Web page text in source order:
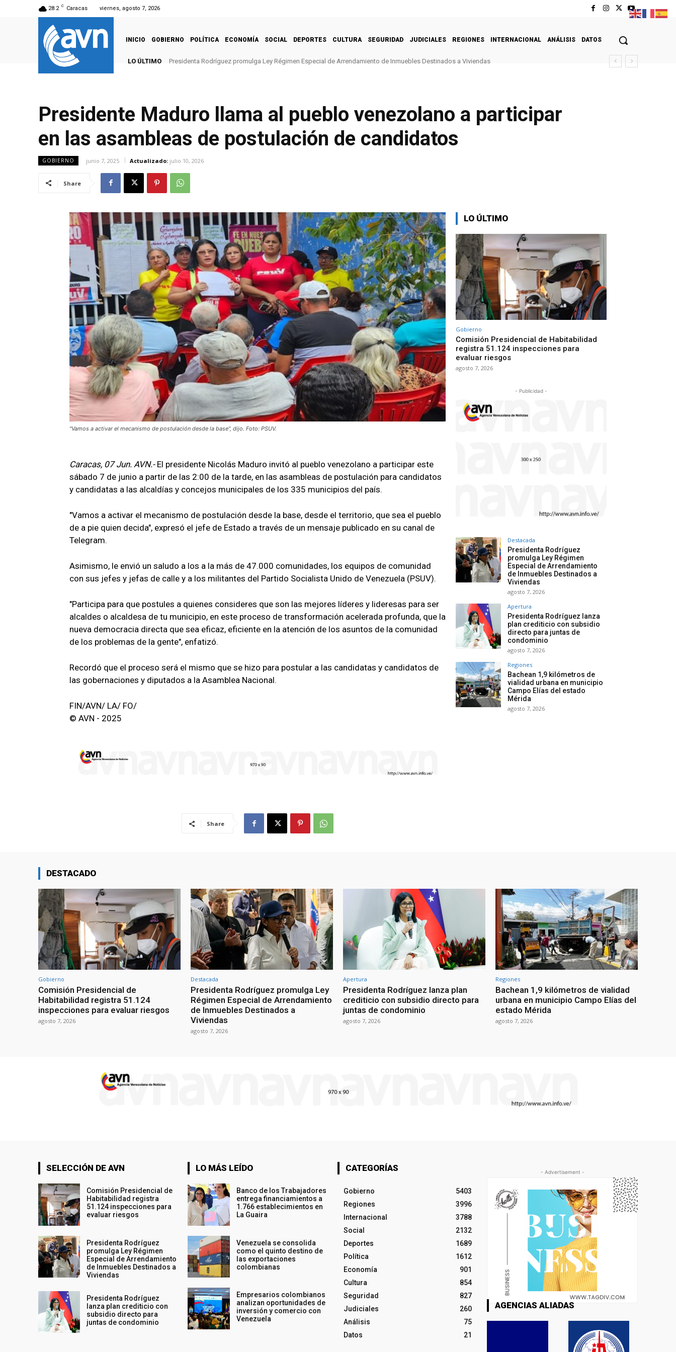
28.2 C Caracas viernes, agosto 7, 2026
INICIO GOBIERNO POLÍTICA ECONOMÍA SOCIAL DEPORTES CULTURA SEGURIDAD JUDICIALES REGIONES INTERNACIONAL ANÁLISIS DATOS
LO ÚLTIMO Presidenta Rodríguez promulga Ley Régimen Especial de Arrendamiento de Inmuebles Destinados a Viviendas
Presidente Maduro llama al pueblo venezolano a participar
en las asambleas de postulación de candidatos
GOBIERNO junio 7, 2025 Actualizado: julio 10, 2026
Share
"Vamos a activar el mecanismo de postulación desde la base", dijo. Foto: PSUV.
Caracas, 07 Jun. AVN.- El presidente Nicolás Maduro invitó al pueblo venezolano a participar este
sábado 7 de junio a partir de las 2:00 de la tarde, en las asambleas de postulación para candidatos
y candidatas a las alcaldías y concejos municipales de los 335 municipios del país.
"Vamos a activar el mecanismo de postulación desde la base, desde el territorio, que sea el pueblo
de a pie quien decida", expresó el jefe de Estado a través de un mensaje publicado en su canal de
Telegram.
Asimismo, le envió un saludo a los a la más de 47.000 comunidades, los equipos de comunidad
con sus jefes y jefas de calle y a los militantes del Partido Socialista Unido de Venezuela (PSUV).
"Participa para que postules a quienes consideres que son las mejores líderes y lideresas para ser
alcaldes o alcaldesa de tu municipio, en este proceso de transformación acelerada profunda, que la
nueva democracia directa que sea eficaz, eficiente en la atención de los asuntos de la comunidad
de los problemas de la gente", enfatizó.
Recordó que el proceso será el mismo que se hizo para postular a las candidatas y candidatos de
las gobernaciones y diputados a la Asamblea Nacional.
FIN/AVN/ LA/ FO/
© AVN - 2025
Share
LO ÚLTIMO
Gobierno
Comisión Presidencial de Habitabilidad
registra 51.124 inspecciones para
evaluar riesgos
agosto 7, 2026
- Publicidad -
Destacada
Presidenta Rodríguez
promulga Ley Régimen
Especial de Arrendamiento
de Inmuebles Destinados a
Viviendas
agosto 7, 2026
Apertura
Presidenta Rodríguez lanza
plan crediticio con subsidio
directo para juntas de
condominio
agosto 7, 2026
Regiones
Bachean 1,9 kilómetros de
vialidad urbana en municipio
Campo Elías del estado
Mérida
agosto 7, 2026
DESTACADO
Gobierno
Comisión Presidencial de
Habitabilidad registra 51.124
inspecciones para evaluar riesgos
agosto 7, 2026
Destacada
Presidenta Rodríguez promulga Ley
Régimen Especial de Arrendamiento
de Inmuebles Destinados a
Viviendas
agosto 7, 2026
Apertura
Presidenta Rodríguez lanza plan
crediticio con subsidio directo para
juntas de condominio
agosto 7, 2026
Regiones
Bachean 1,9 kilómetros de vialidad
urbana en municipio Campo Elías del
estado Mérida
agosto 7, 2026
SELECCIÓN DE AVN
Comisión Presidencial de
Habitabilidad registra
51.124 inspecciones para
evaluar riesgos
Presidenta Rodríguez
promulga Ley Régimen
Especial de Arrendamiento
de Inmuebles Destinados a
Viviendas
Presidenta Rodríguez
lanza plan crediticio con
subsidio directo para
juntas de condominio
LO MÁS LEÍDO
Banco de los Trabajadores
entrega financiamientos a
1.766 establecimientos en
La Guaira
Venezuela se consolida
como el quinto destino de
las exportaciones
colombianas
Empresarios colombianos
analizan oportunidades de
inversión y comercio con
Venezuela
CATEGORÍAS
Gobierno
5403
Regiones
3996
Internacional
3788
Social
2132
Deportes
1689
Política
1612
Economía
901
Cultura
854
Seguridad
827
Judiciales
260
Análisis
75
Datos
21
- Advertisement -
AGENCIAS ALIADAS